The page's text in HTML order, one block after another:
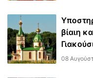
βίαιη
08